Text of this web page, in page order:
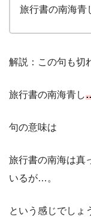
旅行書の南海
解説：この句も切
旅行書の南海青し
句の意味は
旅行書の南海は真
いるが…。
という感じでしょ